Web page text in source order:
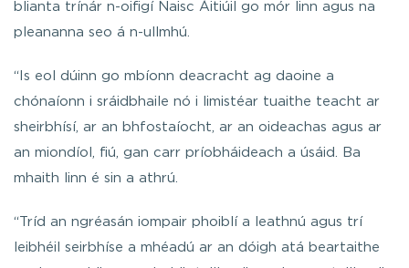
blianta trínár n-oifigí Naisc Áitiúil go mór linn agus na
pleananna seo á n-ullmhú.
“Is eol dúinn go mbíonn deacracht ag daoine a
chónaíonn i sráidbhaile nó i limistéar tuaithe teacht ar
sheirbhísí, ar an bhfostaíocht, ar an oideachas agus ar
an miondíol, fiú, gan carr príobháideach a úsáid. Ba
mhaith linn é sin a athrú.
“Tríd an ngréasán iompair phoiblí a leathnú agus trí
leibhéil seirbhíse a mhéadú ar an dóigh atá beartaithe